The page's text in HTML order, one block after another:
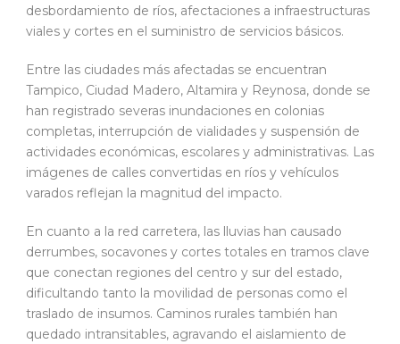
desbordamiento de ríos, afectaciones a infraestructuras
viales y cortes en el suministro de servicios básicos.
Entre las ciudades más afectadas se encuentran
Tampico, Ciudad Madero, Altamira y Reynosa, donde se
han registrado severas inundaciones en colonias
completas, interrupción de vialidades y suspensión de
actividades económicas, escolares y administrativas. Las
imágenes de calles convertidas en ríos y vehículos
varados reflejan la magnitud del impacto.
En cuanto a la red carretera, las lluvias han causado
derrumbes, socavones y cortes totales en tramos clave
que conectan regiones del centro y sur del estado,
dificultando tanto la movilidad de personas como el
traslado de insumos. Caminos rurales también han
quedado intransitables, agravando el aislamiento de